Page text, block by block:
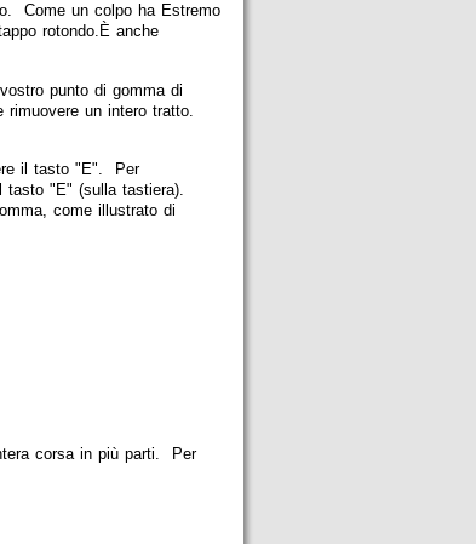
Come un colpo ha Estremo
rotondo.È anche
punto di gomma di
un intero tratto.
il tasto "E". Per
tasto "E" (sulla tastiera).
come illustrato di
corsa in più parti. Per